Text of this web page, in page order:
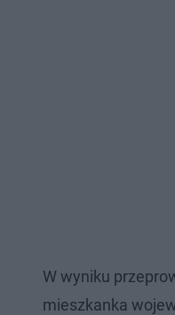
W wyniku
mieszkanka